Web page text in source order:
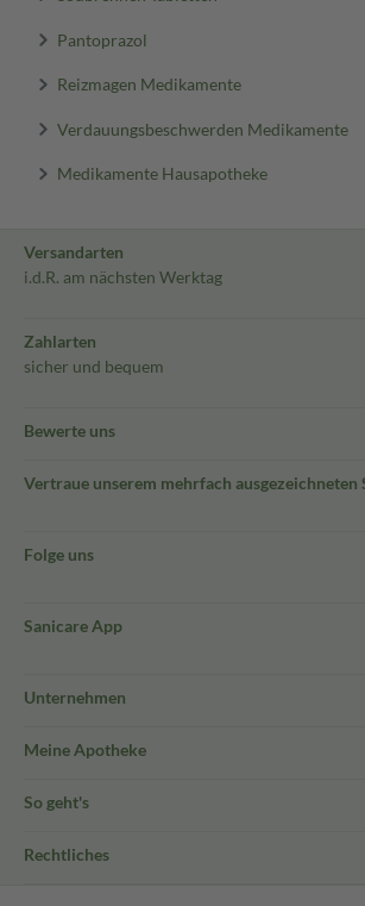
Pantoprazol
Reizmagen Medikamente
Verdauungsbeschwerden Medikamente
Medikamente Hausapotheke
Versandarten
i.d.R. am nächsten Werktag
Zahlarten
sicher und bequem
Bewerte uns
Vertraue unserem mehrfach ausgezeichneten
Folge uns
Sanicare App
Unternehmen
Meine Apotheke
So geht's
Rechtliches